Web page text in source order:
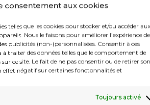
consentement aux cookies
telles que les cookies pour stocker et/ou accéder aux
Nous le faisons pour améliorer l’expérience de
publicités (non-)personnalisées. Consentir à ces
traiter des données telles que le comportement de
ce site. Le fait de ne pas consentir ou de retirer son
négatif sur certaines fonctonnalités et
Toujours activé
nécessaire afin de
souverains dans la
France rencontre de
». Ce qui a été d’ailleurs
fois, entre la France et